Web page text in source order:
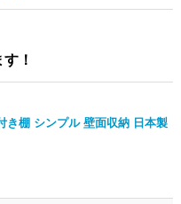
！
き棚 シンプル 壁面収納 日本製